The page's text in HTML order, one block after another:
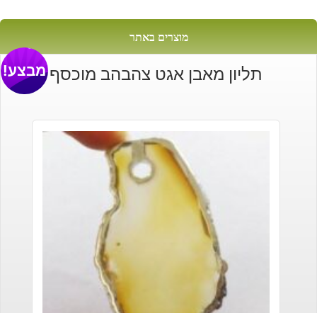
מוצרים באתר
תליון מאבן אגט צהבהב מוכסף מבצע!